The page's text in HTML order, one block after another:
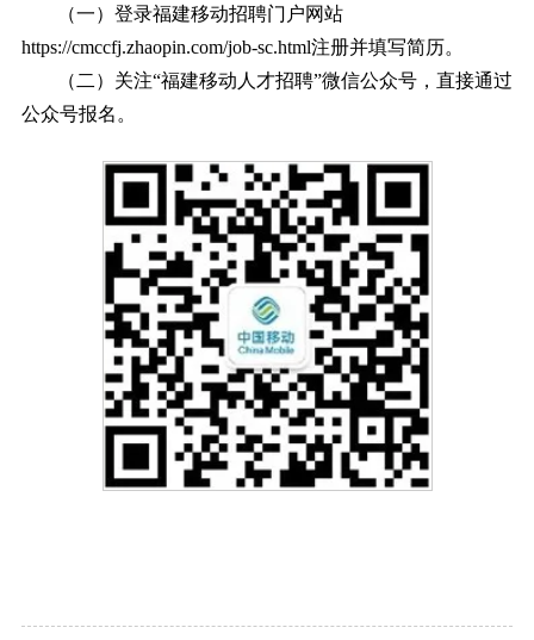
（一）登录福建移动招聘门户网站
https://cmccfj.zhaopin.com/job-sc.html注册并填写简历。
（二）关注“福建移动人才招聘”微信公众号，直接通过
公众号报名。